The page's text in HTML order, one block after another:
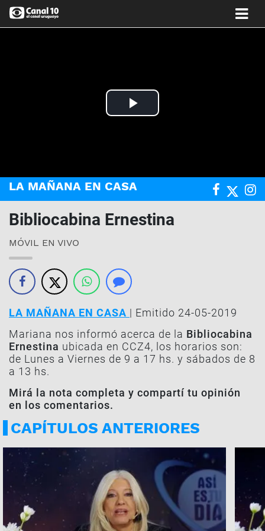
Play
LA MAÑANA EN CASA
Bibliocabina Ernestina
MÓVIL EN VIVO
LA MAÑANA EN CASA | Emitido 24-05-2019
Mariana nos informó acerca de la Bibliocabina
Ernestina ubicada en CCZ4, los horarios son:
de Lunes a Viernes de 9 a 17 hs. y sábados de 8
a 13 hs.
Mirá la nota completa y compartí tu opinión
en los comentarios.
CAPÍTULOS ANTERIORES